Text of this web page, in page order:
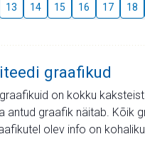
13 14 15 16 17 18
graafikud
on kokku
antud graafik näitab. Kõik
olev info on kohaliku